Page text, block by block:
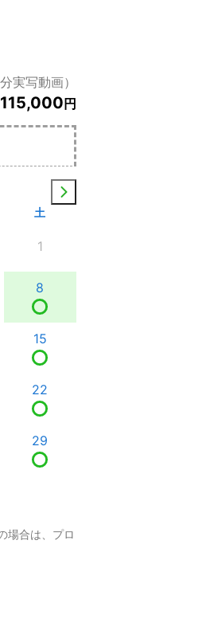
実写動画）
115,000 円
土
1
8
15
22
29
場合は、プロ